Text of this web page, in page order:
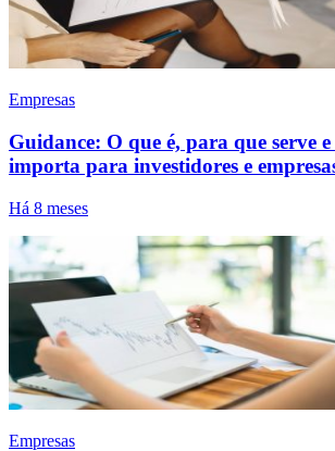
Empresas
Guidance: O que é, para que serve
importa para investidores e
Há 8 meses
Empresas